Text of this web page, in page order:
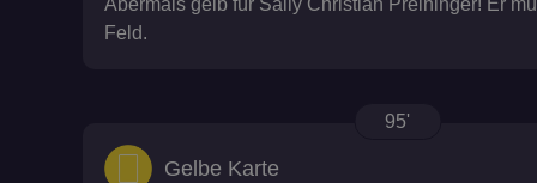
Abermals gelb für Sally Christian Preininger! Er
Feld.
95'
Gelbe Karte